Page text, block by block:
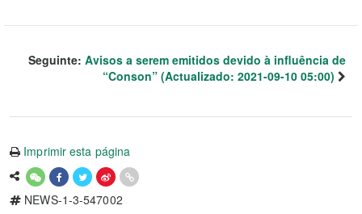
Seguinte: Avisos a serem emitidos devido à influência de
“Conson” (Actualizado: 2021-09-10 05:00)
Imprimir esta página
NEWS-1-3-547002